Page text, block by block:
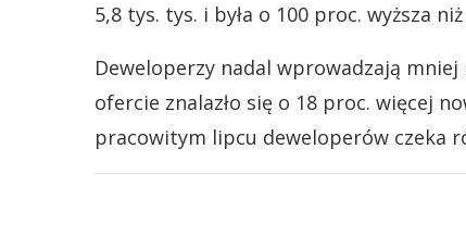
5,8 tys. tys. i była o 100 proc. wyższa
Deweloperzy nadal wprowadzają
ofercie znalazło się o 18 proc. więcej
pracowitym lipcu deweloperów czeka